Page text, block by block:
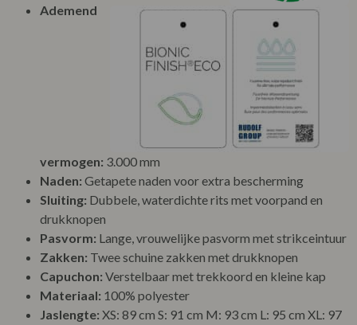
Ademend
vermogen: 3.000 mm
Naden: Getapete naden voor extra bescherming
Sluiting: Dubbele, waterdichte rits met voorpand en
drukknopen
Pasvorm: Lange, vrouwelijke pasvorm met strikceintuur
Zakken: Twee schuine zakken met drukknopen
Capuchon: Verstelbaar met trekkoord en kleine kap
Materiaal: 100% polyester
Jaslengte: XS: 89 cm S: 91 cm M: 93 cm L: 95 cm XL: 97